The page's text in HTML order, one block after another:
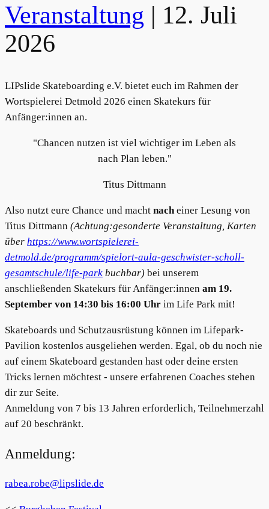
Veranstaltung | 12. Juli
2026
LIPslide Skateboarding e.V. bietet euch im Rahmen der
Wortspielerei Detmold 2026 einen Skatekurs für
Anfänger:innen an.
"Chancen nutzen ist viel wichtiger im Leben als
nach Plan leben."
Titus Dittmann
Also nutzt eure Chance und macht nacheiner Lesung von
Titus Dittmann (Achtung:gesonderte Veranstaltung, Karten
über https://www.wortspielerei-
detmold.de/programm/spielort-aula-geschwister-scholl-
gesamtschule/life-park buchbar) bei unserem
anschließenden Skatekurs für Anfänger:innen am 19.
September von 14:30 bis 16:00 Uhr im Life Park mit!
Skateboards und Schutzausrüstung können im Lifepark-
Pavilion kostenlos ausgeliehen werden. Egal, ob du noch nie
auf einem Skateboard gestanden hast oder deine ersten
Tricks lernen möchtest - unsere erfahrenen Coaches stehen
dir zur Seite.
Anmeldung von 7 bis 13 Jahren erforderlich, Teilnehmerzahl
auf 20 beschränkt.
Anmeldung:
rabea.robe@lipslide.de